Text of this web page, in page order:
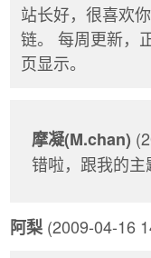
站长好，很喜欢
链。 每周更新，
页显示。
摩凝(M.chan)
错啦，跟我的主
阿梨 (2009-04-16